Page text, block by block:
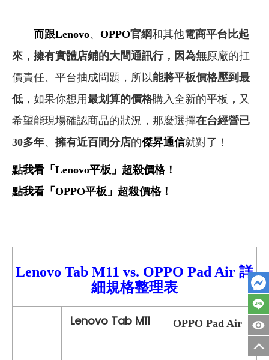
而跟Lenovo、 OPPO官網和其他電商平台比起
來，擁有實體店鋪的大間通訊行，因為無原廠的扛
價責任、平台抽成問題，所以能將平板價格壓到最
低 ，如果你想用最划算的價格購入全新的平板 ， 又
希望能現場確認商品的狀況，那麼選擇在台經營已
30多年、 擁有近百間分店的傑昇通信就對了！
點我看「Lenovo平板」超殺價格！
點我看「OPPO平板」超殺價格！
Lenovo Tab M11 vs. OPPO Pad Air 詳
細規格整理表
Lenovo Tab M11 OPPO Pad Air